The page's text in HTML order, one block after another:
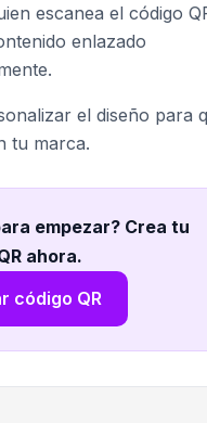
escanea el código
enlazado
el diseño para
tu marca.
empezar? Crea tu
ahora.
código QR